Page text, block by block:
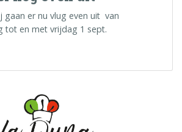
gaan er nu vlug even uit van
tot en met vrijdag 1 sept.